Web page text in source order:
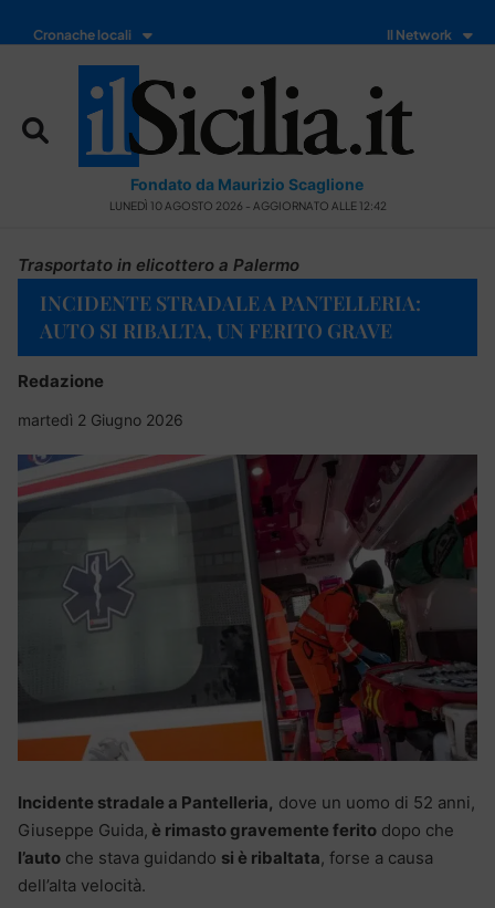
Cronache locali Il Network
Fondato da Maurizio Scaglione
LUNEDÌ 10 AGOSTO 2026 - AGGIORNATO ALLE 12:42
Trasportato in elicottero a Palermo
INCIDENTE STRADALE A PANTELLERIA:
AUTO SI RIBALTA, UN FERITO GRAVE
Redazione
martedì 2 Giugno 2026
Incidente stradale a Pantelleria, dove un uomo di 52 anni,
Giuseppe Guida, è rimasto gravemente ferito dopo che
l’auto che stava guidando si è ribaltata, forse a causa
dell’alta velocità.